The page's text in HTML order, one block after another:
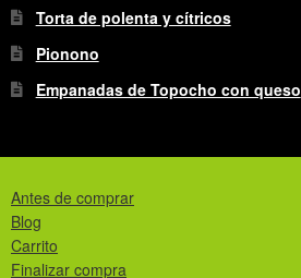
Torta de polenta y cítricos
Pionono
Empanadas de Topocho con queso
Antes de comprar
Blog
Carrito
Finalizar compra